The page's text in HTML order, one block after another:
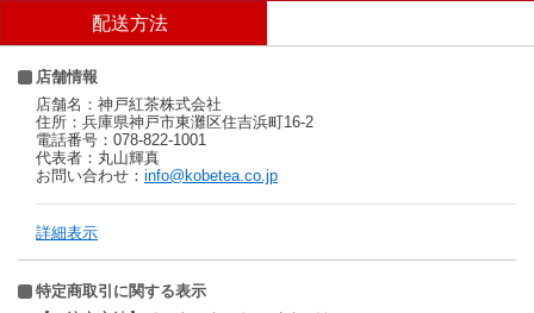
配送方法
店舗情報
店舗名：神戸紅茶株式会社
住所：兵庫県神戸市東灘区住吉浜町16-2
電話番号：078-822-1001
代表者：丸山輝真
お問い合わせ： info@kobetea.co.jp
詳細表示
特定商取引に関する表示